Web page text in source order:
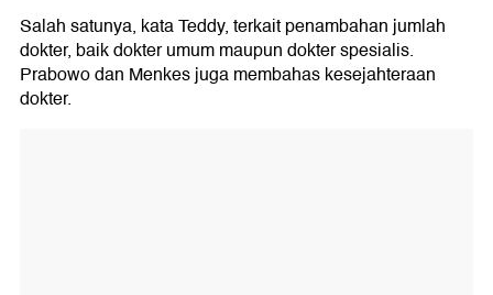
Salah satunya, kata Teddy, terkait penambahan jumlah
dokter, baik dokter umum maupun dokter spesialis.
Prabowo dan Menkes juga membahas kesejahteraan
dokter.